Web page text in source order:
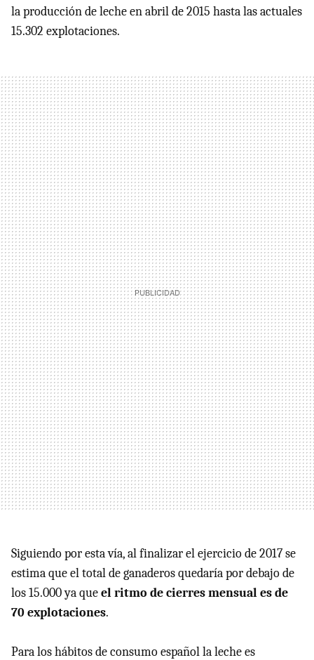
la producción de leche en abril de 2015 hasta las actuales
15.302 explotaciones.
Siguiendo por esta vía, al finalizar el ejercicio de 2017 se
estima que el total de ganaderos quedaría por debajo de
los 15.000 ya queel ritmo de cierres mensual es de
70 explotaciones.
Para los hábitos de consumo español la leche es